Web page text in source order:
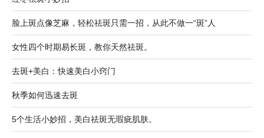
脸上斑点像芝麻，轻松祛斑只需一招，从此不做一“斑”人
女性四个时期易长斑，教你天然祛斑。
去斑+美白：快速美白小窍门
秋季如何迅速去斑
5个生活小妙招，美白祛斑无瑕疵肌肤。